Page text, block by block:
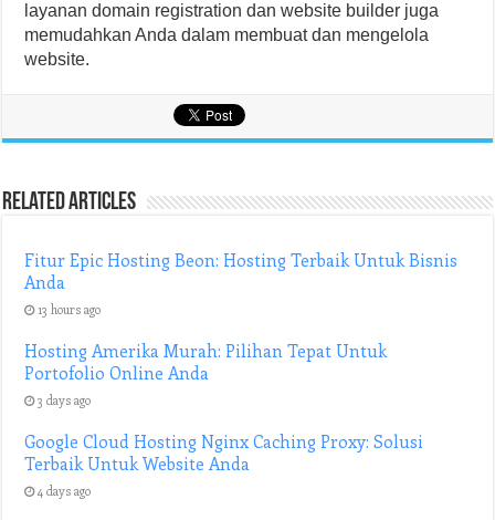
layanan domain registration dan website builder juga
memudahkan Anda dalam membuat dan mengelola
website.
Related Articles
Fitur Epic Hosting Beon: Hosting Terbaik Untuk Bisnis
Anda
13 hours ago
Hosting Amerika Murah: Pilihan Tepat Untuk
Portofolio Online Anda
3 days ago
Google Cloud Hosting Nginx Caching Proxy: Solusi
Terbaik Untuk Website Anda
4 days ago